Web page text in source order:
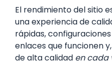
El rendimiento del sitio
una experiencia de
rápidas,
enlaces que funcionen
de alta calidad en cada